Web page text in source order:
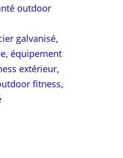
outdoor
galvanisé,
, équipement
extérieur,
fitness,